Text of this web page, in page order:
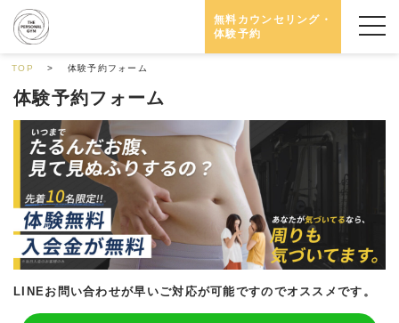
無料カウンセリング・
体験予約
TOP 体験予約フォーム
体験予約フォーム
LINEお問い合わせが早いご対応が可能ですのでオススメです。